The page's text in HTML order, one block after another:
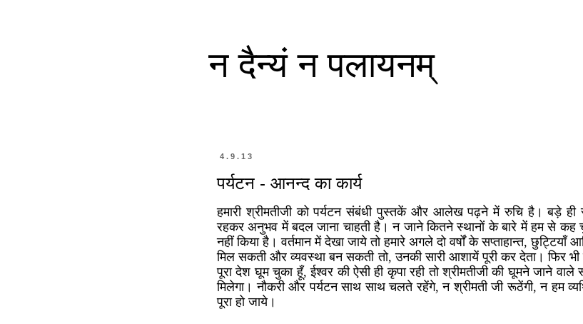
न दैन्यं न पलायनम्
4.9.13
पर्यटन - आनन्द का कार्य
हमारी श्रीमतीजी को पर्यटन संबंधी पुस्तकें और आलेख पढ़ने में रुचि है। बड़े ही
रहकर अनुभव में बदल जाना चाहती है। न जाने कितने स्थानों के बारे में हम से कह
नहीं किया है। वर्तमान में देखा जाये तो हमारे अगले दो वर्षों के सप्ताहान्त, छुट्टियाँ
मिल सकती और व्यवस्था बन सकती तो, उनकी सारी आशायें पूरी कर देता। फिर भी
पूरा देश घूम चुका हूँ, ईश्वर की ऐसी ही कृपा रही तो श्रीमतीजी की घूमने जाने
मिलेगा। नौकरी और पर्यटन साथ साथ चलते रहेंगे, न श्रीमती जी रूठेंगी, न हम
पूरा हो जाये।